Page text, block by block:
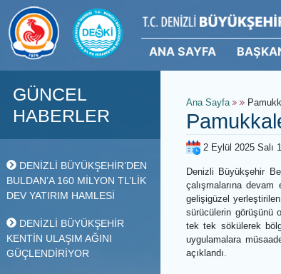
ANA SAYFA
GÜNCEL
HABERLER
DENİZLİ BÜYÜKŞEHİR’DEN
BULDAN’A 160 MİLYON TL’LİK
DEV YATIRIM HAMLESİ
DENİZLİ BÜYÜKŞEHİR
Ana Sayfa
Denizli
çalışmalarına
gelişigüzel
sürücülerin
tek tek
uygulamalara